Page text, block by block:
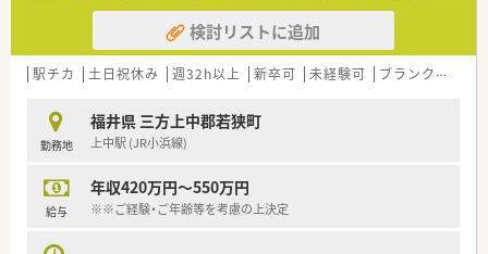
検討リストに追加
駅チカ 土日祝休み 週32h以上 新卒可 未経験可 ブランク可
勤務地
福井県 三方上中郡若狭町
上中駅 (JR小浜線)
給与
年収420万円～550万円
※※ご経験・ご年齢等を考慮の上決定